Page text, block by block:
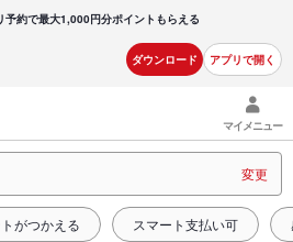
予約で最大1,000円分ポイントもらえる
ダウンロード アプリで開く
マイメニュー
変更
がつかえる スマート支払い可